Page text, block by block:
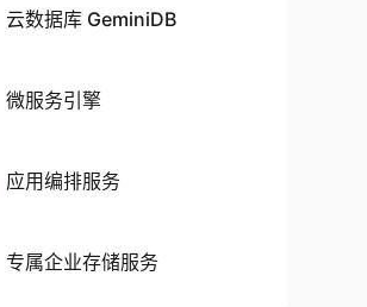
云数据库 GeminiDB
微服务引擎
应用编排服务
专属企业存储服务